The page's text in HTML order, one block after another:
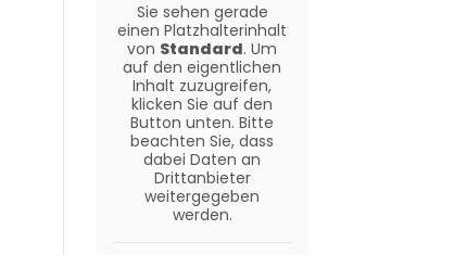
Sie sehen gerade
einen Platzhalterinhalt
von Standard. Um
auf den eigentlichen
Inhalt zuzugreifen,
klicken Sie auf den
Button unten. Bitte
beachten Sie, dass
dabei Daten an
Drittanbieter
weitergegeben
werden.